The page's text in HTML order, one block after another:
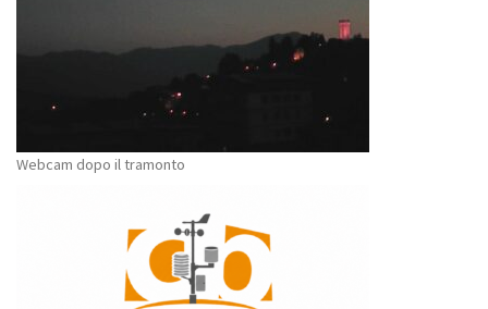
Webcam dopo il tramonto